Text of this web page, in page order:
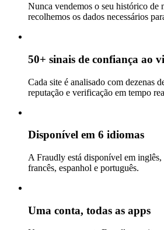
Nunca vendemos o seu histórico de
recolhemos os dados necessários
50+ sinais de confiança ao
Cada site é analisado com dezenas
reputação e verificação em tempo
Disponível em 6 idiomas
A Fraudly está disponível em inglês,
francês, espanhol e português.
Uma conta, todas as apps